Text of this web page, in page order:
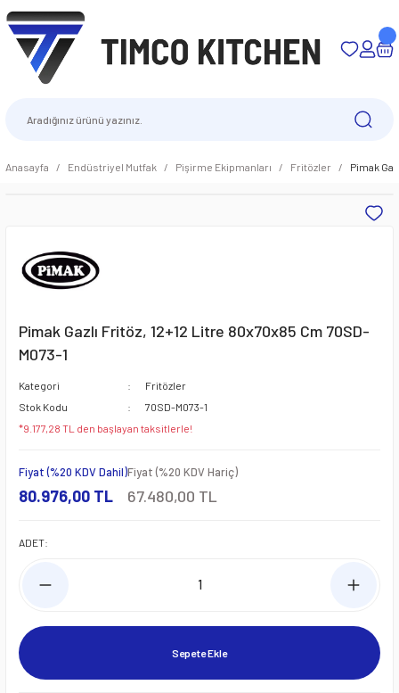
Anasayfa Endüstriyel Mutfak Pişirme Ekipmanları Fritözler Pimak
Pimak Gazlı Fritöz, 12+12 Litre 80x70x85 Cm 70SD-
M073-1
Kategori
Fritözler
Stok Kodu
70SD-M073-1
*9.177,28 TL den başlayan taksitlerle!
Fiyat (%20 KDV Dahil)
80.976,00 TL
Fiyat (%20 KDV Hariç)
67.480,00 TL
ADET:
Sepete Ekle